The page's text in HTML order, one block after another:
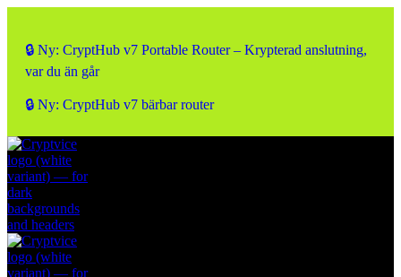
🔒 Ny: CryptHub v7 Portable Router – Krypterad anslutning,
var du än går
🔒 Ny: CryptHub v7 bärbar router